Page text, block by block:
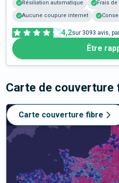
Résiliation automatique
Frais
Aucune coupure internet
4,2sur 3093 avis,
Être
Carte de couverture
Carte couverture fibre